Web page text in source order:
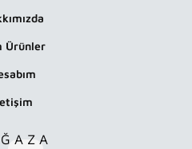
Ürünler